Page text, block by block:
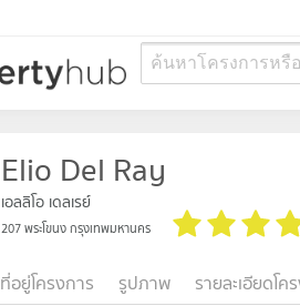
ค้นหาโครงการหรื
Elio Del Ray
เอลลิโอ เดลเรย์
207 พระโขนง กรุงเทพมหานคร
ที่อยู่โครงการ รูปภาพ รายละเอียดโค